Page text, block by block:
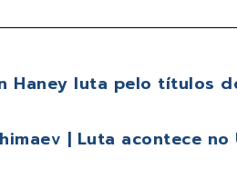
Haney luta pelo títulos
| Luta acontece no